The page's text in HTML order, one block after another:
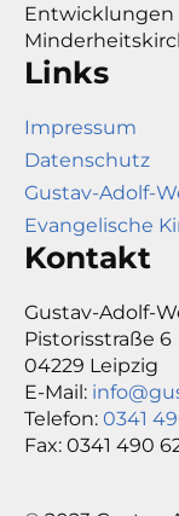
Entwicklungen
Links
Impressum
Datenschutz
Gustav-Adolf-
Evangelische
Kontakt
Gustav-Adolf-
Pistorisstraße 6
04229 Leipzig
E-Mail:
Telefon: 0341
Fax: 0341 490